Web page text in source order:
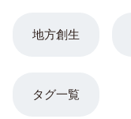
地方創生
タグ一覧